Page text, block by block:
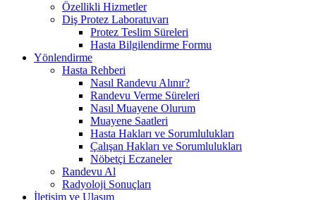
Özellikli Hizmetler
Diş Protez Laboratuvarı
Protez Teslim Süreleri
Hasta Bilgilendirme Formu
Yönlendirme
Hasta Rehberi
Nasıl Randevu Alınır?
Randevu Verme Süreleri
Nasıl Muayene Olurum
Muayene Saatleri
Hasta Hakları ve Sorumlulukları
Çalışan Hakları ve Sorumlulukları
Nöbetçi Eczaneler
Randevu Al
Radyoloji Sonuçları
İletişim ve Ulaşım